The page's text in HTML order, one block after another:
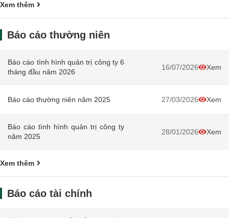
Xem thêm
Báo cáo thường niên
Báo cáo tình hình quản trị công ty 6
tháng đầu năm 2026
16/07/2026 Xem
Báo cáo thường niên năm 2025 27/03/2026 Xem
Báo cáo tình hình quản trị công ty
năm 2025
28/01/2026 Xem
Xem thêm
Báo cáo tài chính